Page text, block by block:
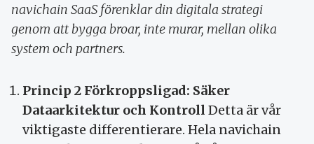
navichain SaaS förenklar din digitala strategi
genom att bygga broar, inte murar, mellan olika
system och partners.
Princip 2 Förkroppsligad: Säker
Dataarkitektur och Kontroll Detta är vår
viktigaste differentierare. Hela navichain